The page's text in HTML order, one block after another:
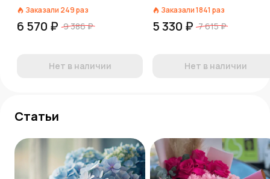
Заказали 249раз
6 570 ₽ 9 386 ₽
Нет в наличии
Заказали1841 раз
5 330 ₽ 7 615 ₽
Нет в наличии
Статьи